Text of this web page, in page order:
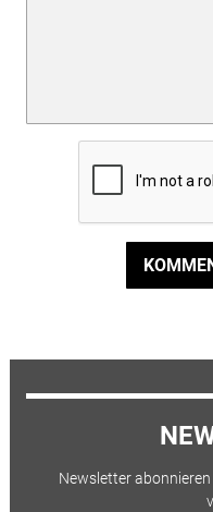
Newsletter